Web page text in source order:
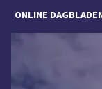
ONLINE